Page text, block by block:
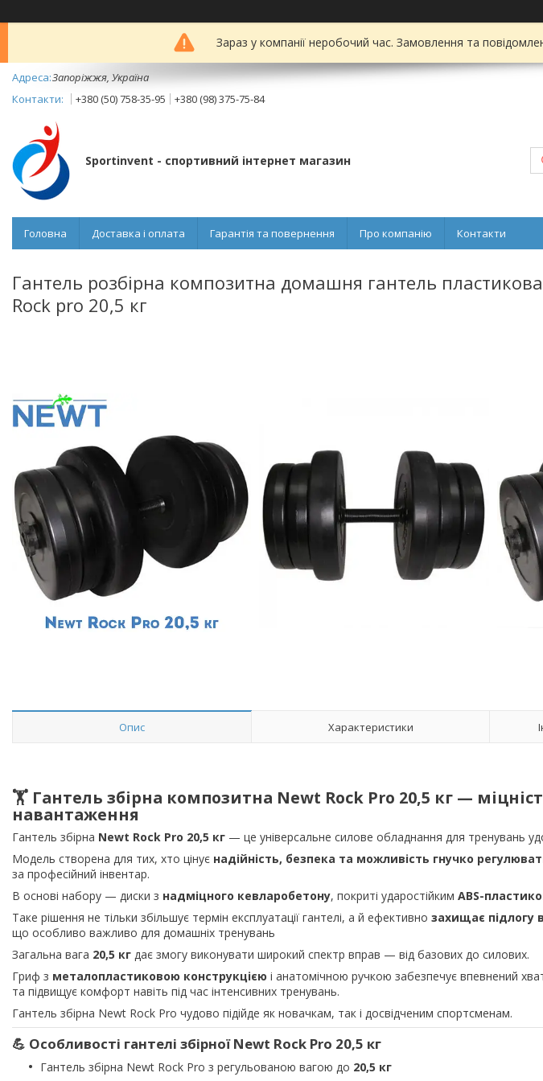
Зараз у компанії неробочий час. Замовлення та
Запоріжжя, Україна
+380 (50) 758-35-95
+380 (98) 375-75-84
Sportinvent - спортивний інтернет магазин
Головна Доставка і оплата Гарантія та повернення Про компанію Контакти
Гантель розбірна композитна домашня гантель
Rock pro 20,5 кг
Опис Характеристики
🏋️ Гантель збірна композитна Newt Rock Pro 20,5 кг —
навантаження
Гантель збірна Newt Rock Pro 20,5 кг — це універсальне силове обладнання для тренувань
Модель створена для тих, хто цінує надійність, безпека та можливість гнучко
за професійний інвентар.
В основі набору — диски з надміцного кевларобетону, покриті ударостійким ABS-
Таке рішення не тільки збільшує термін експлуатації гантелі, а й ефективно захищає підлогу
що особливо важливо для домашніх тренувань
Загальна вага 20,5 кг дає змогу виконувати широкий спектр вправ — від базових до силових.
Гриф з металопластиковою конструкцією і анатомічною ручкою забезпечує впевнений
та підвищує комфорт навіть під час інтенсивних тренувань.
Гантель збірна Newt Rock Pro чудово підійде як новачкам, так і досвідченим спортсменам.
💪 Особливості гантелі збірної Newt Rock Pro 20,5 кг
Гантель збірна Newt Rock Pro з регульованою вагою до 20,5 кг